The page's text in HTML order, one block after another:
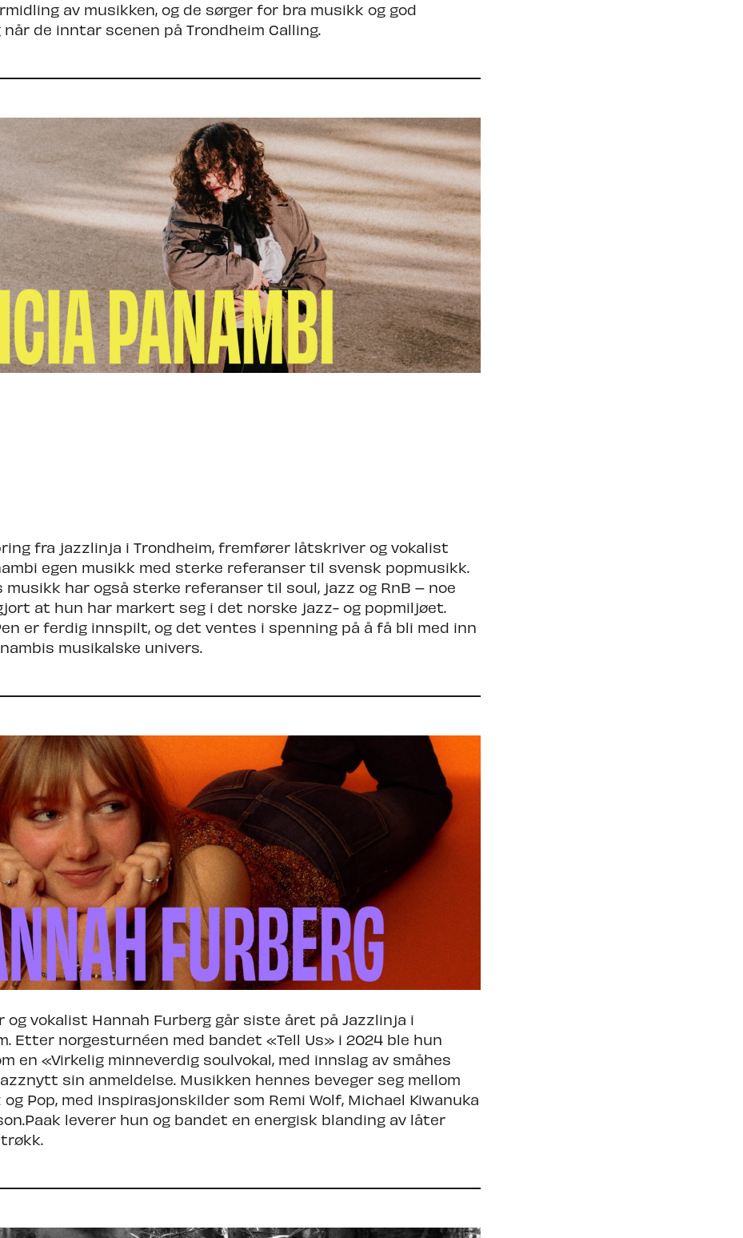
av musikken, og de sørger for bra musikk og god
de inntar scenen på Trondheim Calling.
fra jazzlinja i Trondheim, fremfører låtskriver og vokalist
egen musikk med sterke referanser til svensk popmusikk.
musikk har også sterke referanser til soul, jazz og RnB – noe
at hun har markert seg i det norske jazz- og popmiljøet.
er ferdig innspilt, og det ventes i spenning på å få bli med inn
musikalske univers.
og vokalist Hannah Furberg går siste året på Jazzlinja i
Etter norgesturnéen med bandet «Tell Us» i 2024 ble hun
en «Virkelig minneverdig soulvokal, med innslag av småhes
sin anmeldelse. Musikken hennes beveger seg mellom
og Pop, med inspirasjonskilder som Remi Wolf, Michael Kiwanuka
leverer hun og bandet en energisk blanding av låter